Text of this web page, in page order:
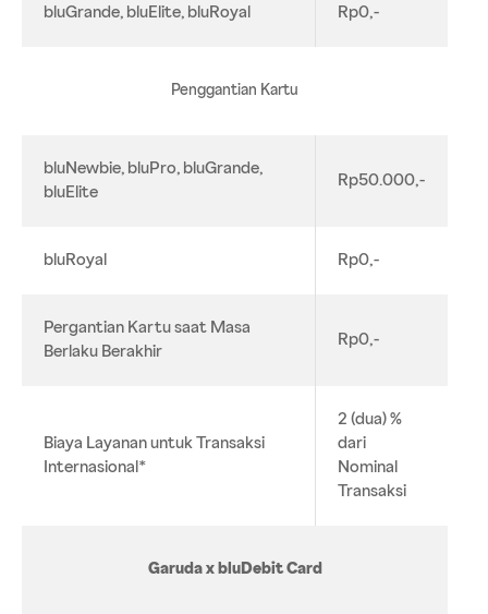
bluGrande, bluElite, bluRoyal Rp0,-
Penggantian Kartu
bluNewbie, bluPro, bluGrande,
bluElite
Rp50.000,-
bluRoyal Rp0,-
Pergantian Kartu saat Masa
Berlaku Berakhir
Rp0,-
Biaya Layanan untuk Transaksi
Internasional*
2 (dua) %
dari
Nominal
Transaksi
Garuda x bluDebit Card